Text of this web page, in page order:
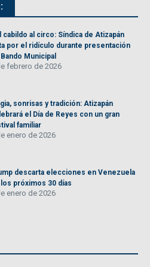
cabildo al circo: Síndica de Atizapán
por el ridículo durante presentación
Municipal
febrero de 2026
sonrisas y tradición: Atizapán
el Día de Reyes con un gran
familiar
enero de 2026
descarta elecciones en Venezuela
próximos 30 días
enero de 2026